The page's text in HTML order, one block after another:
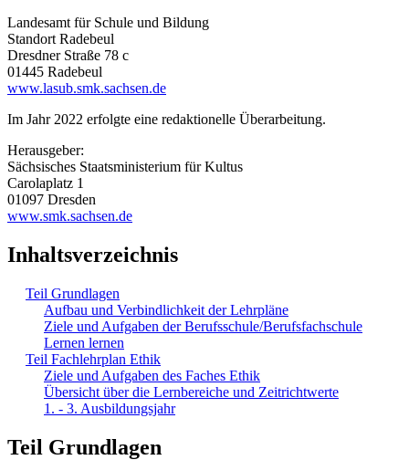
Landesamt für Schule und Bildung
Standort Radebeul
Dresdner Straße 78 c
01445 Radebeul
www.lasub.smk.sachsen.de
Im Jahr 2022 erfolgte eine redaktionelle Überarbeitung.
Herausgeber:
Sächsisches Staatsministerium für Kultus
Carolaplatz 1
01097 Dresden
www.smk.sachsen.de
Inhaltsverzeichnis
Teil Grundlagen
Aufbau und Verbindlichkeit der Lehrpläne
Ziele und Aufgaben der Berufsschule/Berufsfachschule
Lernen lernen
Teil Fachlehrplan Ethik
Ziele und Aufgaben des Faches Ethik
Übersicht über die Lernbereiche und Zeitrichtwerte
1. - 3. Ausbildungsjahr
Teil Grundlagen